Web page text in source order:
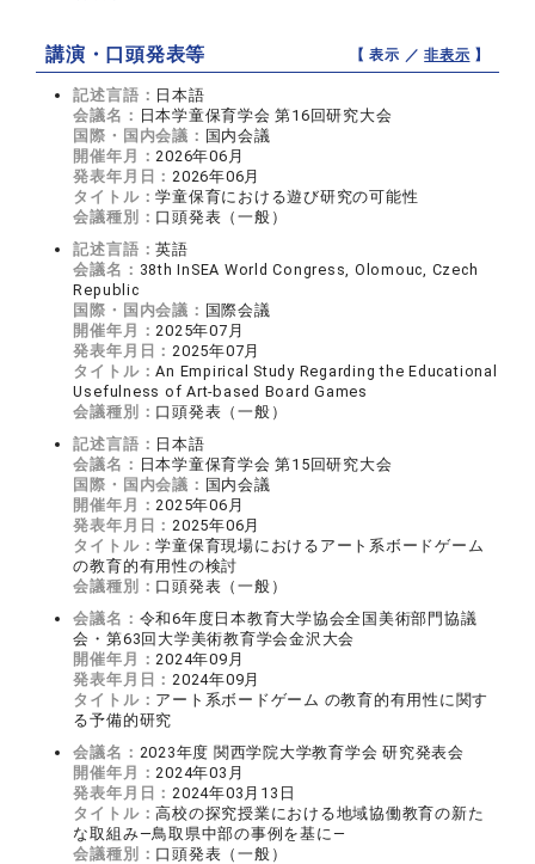
講演・口頭発表等 【 表示 ／非表示 】
記述言語： 日本語
会議名： 日本学童保育学会 第16回研究大会
国際・国内会議： 国内会議
開催年月： 2026年06月
発表年月日： 2026年06月
タイトル：学童保育における遊び研究の可能性
会議種別： 口頭発表（一般）
記述言語：英語
会議名： 38th InSEA World Congress, Olomouc, Czech
Republic
国際・国内会議： 国際会議
開催年月： 2025年07月
発表年月日： 2025年07月
タイトル：An Empirical Study Regarding the Educational
Usefulness of Art-based Board Games
会議種別： 口頭発表（一般）
記述言語： 日本語
会議名： 日本学童保育学会 第15回研究大会
国際・国内会議： 国内会議
開催年月： 2025年06月
発表年月日： 2025年06月
タイトル：学童保育現場におけるアート系ボードゲーム
の教育的有用性の検討
会議種別： 口頭発表（一般）
会議名： 令和6年度日本教育大学協会全国美術部門協議
会・第63回大学美術教育学会金沢大会
開催年月： 2024年09月
発表年月日： 2024年09月
タイトル： アート系ボードゲーム の教育的有用性に関す
る予備的研究
会議名： 2023年度 関西学院大学教育学会 研究発表会
開催年月： 2024年03月
発表年月日： 2024年03月13日
タイトル：高校の探究授業における地域協働教育の新た
な取組み―鳥取県中部の事例を基に―
会議種別： 口頭発表（一般）